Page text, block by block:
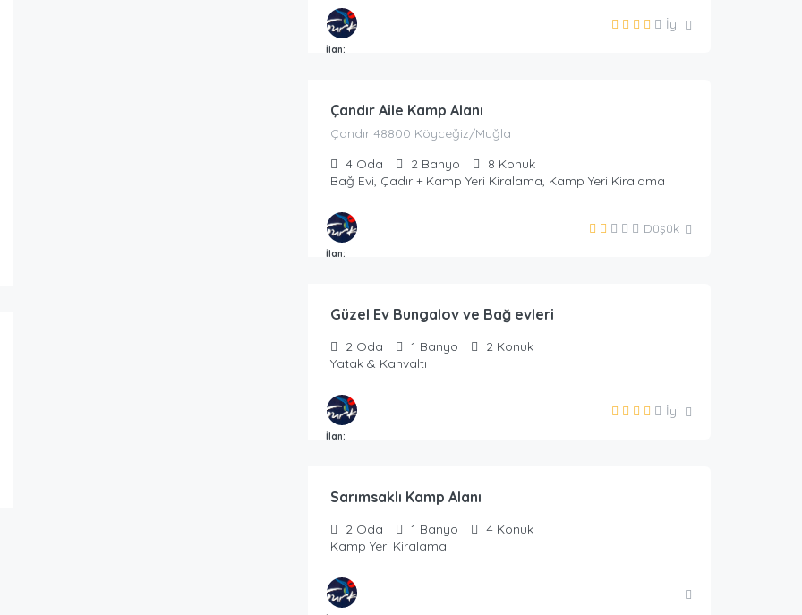
İlan:
İyi
Çandır Aile Kamp Alanı
Çandır 48800 Köyceğiz/Muğla
4 Oda 2 Banyo 8 Konuk
Bağ Evi, Çadır + Kamp Yeri Kiralama, Kamp Yeri Kiralama
İlan:
Düşük
Güzel Ev Bungalov ve Bağ evleri
2 Oda 1 Banyo 2 Konuk
Yatak & Kahvaltı
İlan:
İyi
Sarımsaklı Kamp Alanı
2 Oda 1 Banyo 4 Konuk
Kamp Yeri Kiralama